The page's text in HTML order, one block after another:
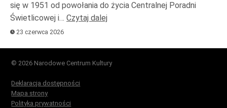
się w 1951 od powołania do życia Centralnej Poradni
Świetlicowej i… Czytaj dalej
23 czerwca 2026
© 2026 Narodowe Centrum Kultury
Deklaracja dostępności
Mapa strony
Polityka prywatności